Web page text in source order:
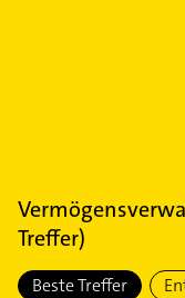
Treffer)
Beste Treffer